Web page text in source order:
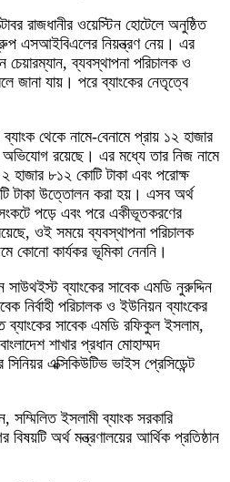
রাজধানীর ওয়েস্টিন হোটেলে অনুষ্ঠিত
এসআইবিএলের নিয়ন্ত্রণ নেয়। এর
চেয়ারম্যান, ব্যবস্থাপনা পরিচালক ও
জানা যায়। পরে ব্যাংকের নেতৃত্বে
থেকে নামে-বেনামে প্রায় ১২ হাজার
অভিযোগ রয়েছে। এর মধ্যে তার নিজ নামে
হাজার ৮১২ কোটি টাকা এবং পরোক্ষ
টাকা উত্তোলন করা হয়। এসব অর্থ
পড়ে এবং পরে একীভূতকরণের
ওই সময়ে ব্যবস্থাপনা পরিচালক
কোনো কার্যকর ভূমিকা নেননি।
ব্যাংকের সাবেক এমডি নুরুদ্দিন
নির্বাহী পরিচালক ও ইউনিয়ন ব্যাংকের
ব্যাংকের সাবেক এমডি রফিকুল ইসলাম,
শাখার প্রধান মোহাম্মদ
এক্সিকিউটিভ ভাইস প্রেসিডেন্ট
সম্মিলিত ইসলামী ব্যাংক সরকারি
বিষয়টি অর্থ মন্ত্রণালয়ের আর্থিক প্রতিষ্ঠান